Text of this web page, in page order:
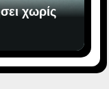
χωρίς